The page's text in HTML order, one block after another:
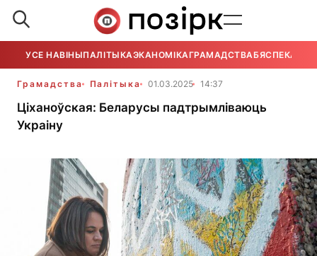
УСЕ НАВІНЫПАЛІТЫКАЭКАНОМІКАГРАМАДСТВАБЯСПЕКА
Грамадства Палітыка 01.03.2025 14:37
Ціханоўская: Беларусы падтрымліваюць
Украіну